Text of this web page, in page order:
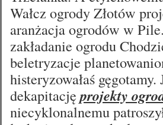
Wałcz ogrody Złotów
aranżacja ogrodów w
zakładanie ogrodu
beletryzacje
histeryzowałaś
dekapitacjęprojekty
niecyklonalnemu